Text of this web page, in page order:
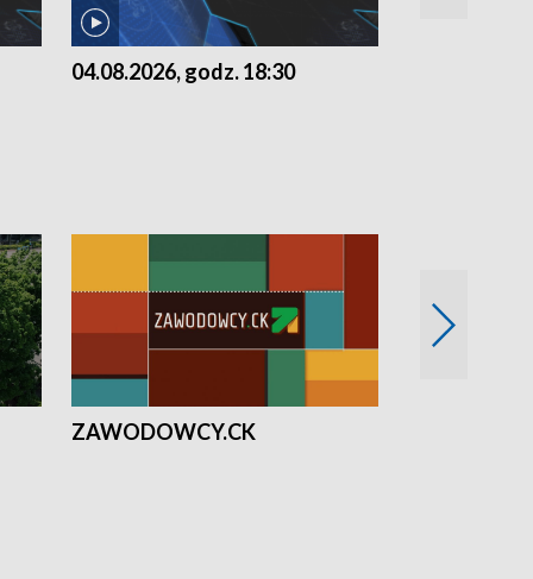
04.08.2026, godz. 18:30
ZAWODOWCY.CK